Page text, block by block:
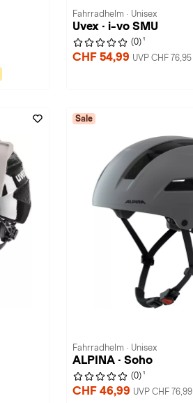
Fahrradhelm · Unisex
Uvex · i-vo SMU
(0) 1
CHF 54,99 UVP CHF 76,95
Sale
Fahrradhelm · Unisex
ALPINA · Soho
(0) 1
CHF 46,99 UVP CHF 76,99